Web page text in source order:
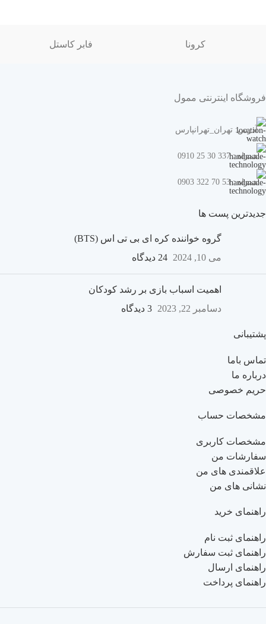
کرونا فابر کاستل
فروشگاه اینترنتی ممول
آدرس: تهران_تهرانپارس
همراه : 337 30 25 0910
همراه : 53 70 322 0903
جدیدترین پست ها
گروه خواننده کره ای بی تی اس (BTS)
می 10, 2024
24 دیدگاه
اهمیت اسباب بازی بر رشد کودکان
دسامبر 22, 2023
3 دیدگاه
پشتیبانی
تماس باما
درباره ما
حریم خصوصی
مشخصات حساب
مشخصات کاربری
سفارشات من
علاقمندی های من
نشانی های من
راهنمای خرید
راهنمای ثبت نام
راهنمای ثبت سفارش
راهنمای ارسال
راهنمای پرداخت